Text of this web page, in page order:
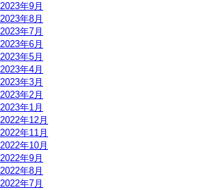
2023年9月
2023年8月
2023年7月
2023年6月
2023年5月
2023年4月
2023年3月
2023年2月
2023年1月
2022年12月
2022年11月
2022年10月
2022年9月
2022年8月
2022年7月